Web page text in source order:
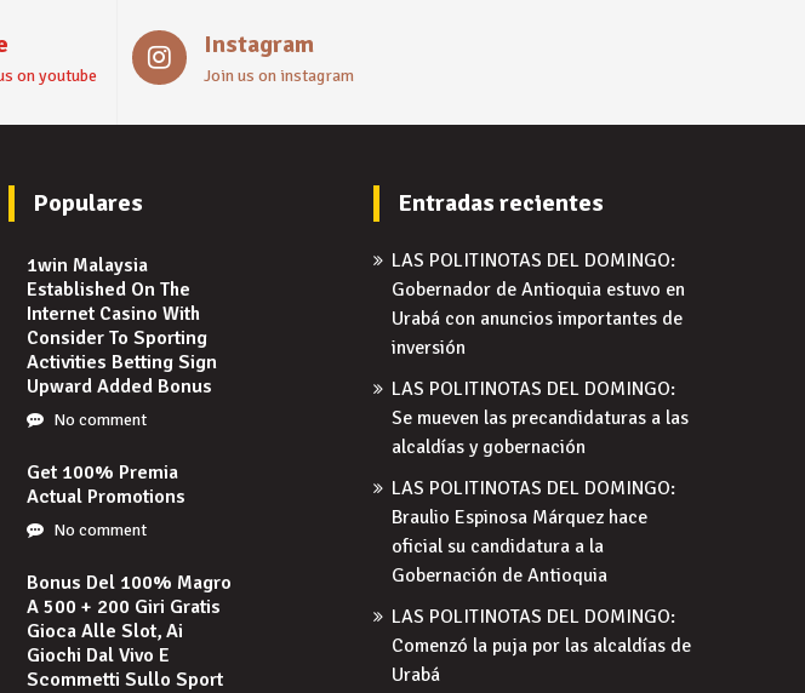
on youtube
Instagram
Join us on instagram
Populares
1win Malaysia
Established On The
Internet Casino With
Consider To Sporting
Activities Betting Sign
Upward Added Bonus
No comment
Get 100% Premia
Actual Promotions
No comment
Bonus Del 100% Magro
A 500 + 200 Giri Gratis
Gioca Alle Slot, Ai
Giochi Dal Vivo E
Scommetti Sullo Sport
Entradas recientes
LAS POLITINOTAS DEL DOMINGO:
Gobernador de Antioquia estuvo en
Urabá con anuncios importantes de
inversión
LAS POLITINOTAS DEL DOMINGO:
Se mueven las precandidaturas a las
alcaldías y gobernación
LAS POLITINOTAS DEL DOMINGO:
Braulio Espinosa Márquez hace
oficial su candidatura a la
Gobernación de Antioquia
LAS POLITINOTAS DEL DOMINGO:
Comenzó la puja por las alcaldías de
Urabá